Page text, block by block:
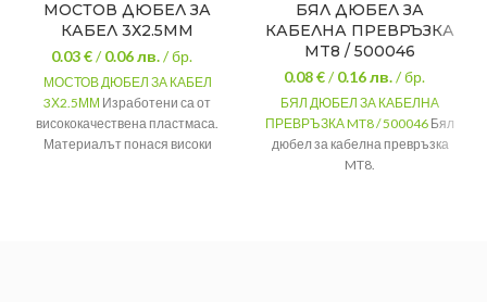
МОСТОВ ДЮБЕЛ ЗА
КАБЕЛ 3Х2.5ММ
0.03 €/0.06лв./ бр.
МОСТОВ ДЮБЕЛ ЗА КАБЕЛ
3Х2.5ММ Изработени са от
висококачествена пластмаса.
Материалът понася високи
БЯЛ ДЮБЕЛ ЗА
КАБЕЛНА ПРЕВРЪЗКА
MT8 / 500046
0.08 €/0.16лв./ бр.
БЯЛ ДЮБЕЛ ЗА КАБЕЛНА
ПРЕВРЪЗКА MT8 / 500046 Бял
дюбел за кабелна превръзка
MT8.